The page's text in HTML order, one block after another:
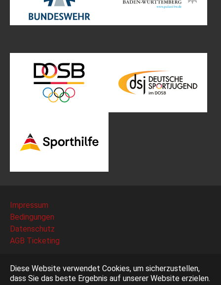
Diese Website verwendet Cookies, um sicherzustellen,
dass Sie das beste Ergebnis auf unserer Website erzielen.
Impressum
Bedingungen
Datenschutz
AGB Ticketing
53117 Bonn